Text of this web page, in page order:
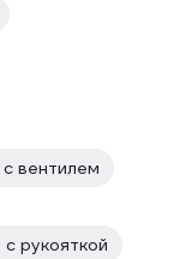
вентилем
рукояткой